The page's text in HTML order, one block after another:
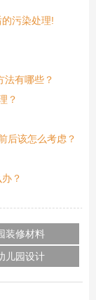
污染处理!
有哪些？
？
后该怎么考虑？
？
装修材料
儿园设计